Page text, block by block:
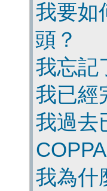
我要如
頭？
我忘記
我已經
我過去
我為什